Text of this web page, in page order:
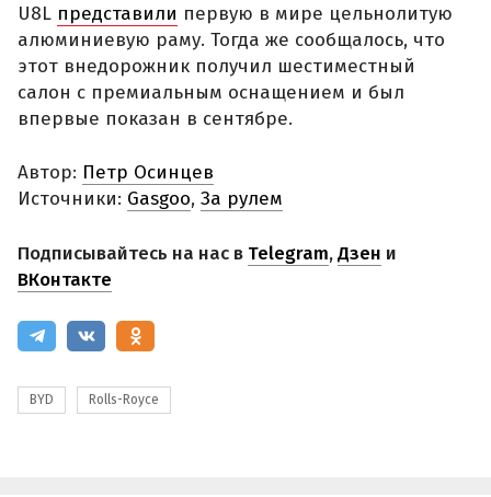
U8L представили первую в мире цельнолитую
алюминиевую раму. Тогда же сообщалось, что
этот внедорожник получил шестиместный
салон с премиальным оснащением и был
впервые показан в сентябре.
Автор: Петр Осинцев
Источники: Gasgoo, За рулем
Подписывайтесь на нас в Telegram,Дзен и
ВКонтакте
BYD Rolls-Royce